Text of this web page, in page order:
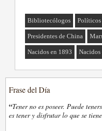
Bibliotecólogos Políticos
Presidentes de China
Nacidos en 1893
Frase del Día
“Tener no es poseer. Puede
es tener y disfrutar lo que se